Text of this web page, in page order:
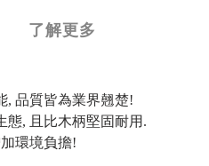
了解更多
, 品質皆為業界翹楚!
態, 且比木柄堅固耐用.
環境負擔!